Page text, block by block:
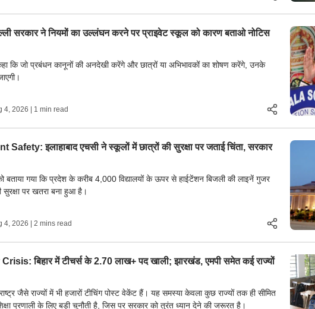
सरकार ने नियमों का उल्लंघन करने पर प्राइवेट स्कूल को कारण बताओ नोटिस
कि जो प्रबंधन कानूनों की अनदेखी करेंगे और छात्रों या अभिभावकों का शोषण करेंगे, उनके
4, 2026 | 1 min read
इलाहाबाद एचसी ने स्कूलों में छात्रों की सुरक्षा पर जताई चिंता, सरकार
बताया गया कि प्रदेश के करीब 4,000 विद्यालयों के ऊपर से हाईटेंशन बिजली की लाइनें गुजर
सुरक्षा पर खतरा बना हुआ है।
4, 2026 | 2 mins read
बिहार में टीचर्स के 2.70 लाख+ पद खाली; झारखंड, एमपी समेत कई राज्यों
जैसे राज्यों में भी हजारों टीचिंग पोस्ट वेकेंट हैं। यह समस्या केवला कुछ राज्यों तक ही सीमित
प्रणाली के लिए बड़ी चुनौती है, जिस पर सरकार को तुरंत ध्यान देने की जरूरत है।